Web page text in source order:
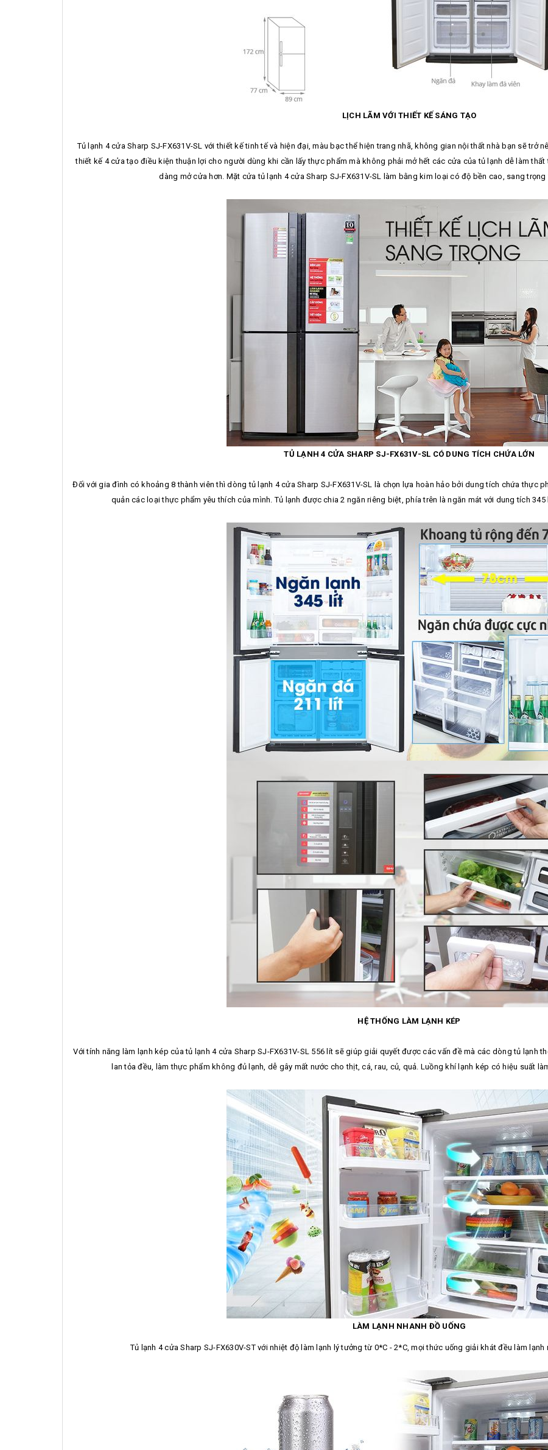
LỊCH LÃM VỚI THIẾT KẾ SÁNG TẠO
Tủ lạnh 4 cửa Sharp SJ-FX631V-SL với thiết kế tinh tế và hiện đại, màu bạc thể hiện trang nhã, không gian nội thất nhà bạn sẽ trở
thiết kế 4 cửa tạo điều kiện thuận lợi cho người dùng khi cần lấy thực phẩm mà không phải mở hết các cửa của tủ lạnh dễ làm
dàng mở cửa hơn. Mặt cửa tủ lạnh 4 cửa Sharp SJ-FX631V-SL làm bằng kim loại có độ bền cao, sang
TỦ LẠNH 4 CỬA SHARP SJ-FX631V-SL CÓ DUNG TÍCH CHỨA LỚN
Đối với gia đình có khoảng 8 thành viên thì dòng tủ lạnh 4 cửa Sharp SJ-FX631V-SL là chọn lựa hoàn hảo bởi dung tích chứa thực
quản các loại thực phẩm yêu thích của mình. Tủ lạnh được chia 2 ngăn riêng biệt, phía trên là ngăn mát với dung tích
HỆ THỐNG LÀM LẠNH KÉP
Với tính năng làm lạnh kép của tủ lạnh 4 cửa Sharp SJ-FX631V-SL 556 lít sẽ giúp giải quyết được các vấn đề mà các dòng tủ lạnh
lan tỏa đều, làm thực phẩm không đủ lạnh, dễ gây mất nước cho thịt, cá, rau, củ, quả. Luồng khí lạnh kép có hiệu suất
LÀM LẠNH NHANH ĐỒ UỐNG
Tủ lạnh 4 cửa Sharp SJ-FX630V-ST với nhiệt độ làm lạnh lý tưởng từ 0*C - 2*C, mọi thức uống giải khát đều làm